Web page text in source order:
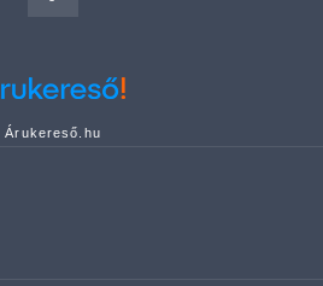
Árukereső.hu